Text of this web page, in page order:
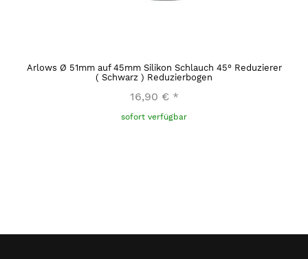
Arlows Ø 51mm auf 45mm Silikon Schlauch 45° Reduzierer
( Schwarz ) Reduzierbogen
16,90 € *
sofort verfügbar